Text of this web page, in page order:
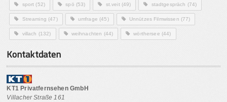
sport (52) spö (53) st.veit(49) stadtgespräch (74)
Streaming (47) umfrage (45) Unnützes Filmwissen (77)
villach (132) weihnachten (44) wörthersee (44)
Kontaktdaten
KT1 Privatfernsehen GmbH
Villacher Straße 161